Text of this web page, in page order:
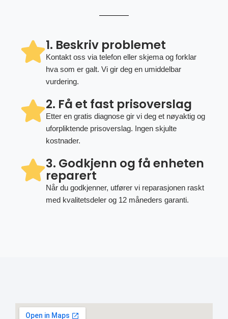
1. Beskriv problemet
Kontakt oss via telefon eller skjema og forklar
hva som er galt. Vi gir deg en umiddelbar
vurdering.
2. Få et fast prisoverslag
Etter en gratis diagnose gir vi deg et nøyaktig og
uforpliktende prisoverslag. Ingen skjulte
kostnader.
3. Godkjenn og få enheten
reparert
Når du godkjenner, utfører vi reparasjonen raskt
med kvalitetsdeler og 12 måneders garanti.